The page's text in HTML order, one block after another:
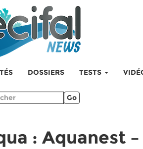
DOSSIERS TESTS
Go
: Aquanest